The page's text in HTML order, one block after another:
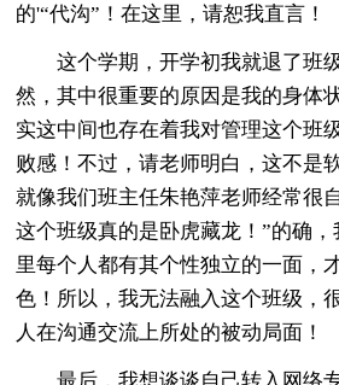
的'“代沟”！在这里，请恕我直言！
这个学期，开学初我就退了班
然，其中很重要的原因是我的身体
实这中间也存在着我对管理这个班
败感！不过，请老师明白，这不是
就像我们班主任朱艳萍老师经常很
这个班级真的是卧虎藏龙！”的确
里每个人都有其个性独立的一面，
色！所以，我无法融入这个班级，
人在沟通交流上所处的被动局面！